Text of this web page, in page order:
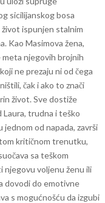
sicilijanskog bosa
život ispunjen stalnim
Kao Masimova žena,
njegovih brojnih
ne prezaju ni od čega
čak i ako to znači
život. Sve dostiže
Laura, trudna i teško
jednom od napada, završi
kritičnom trenutku,
sa teškom
njegovu voljenu ženu ili
dovodi do emotivne
s mogućnošću da izgubi